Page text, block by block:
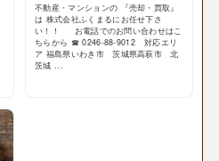
不動産・マンションの 『売却・買取』
は 株式会社ふくまるにお任せ下さ
い！！ お電話でのお問い合わせはこ
ちらから ☎ 0246-88-9012 対応エリ
ア 福島県いわき市 茨城県高萩市 北
茨城 ...